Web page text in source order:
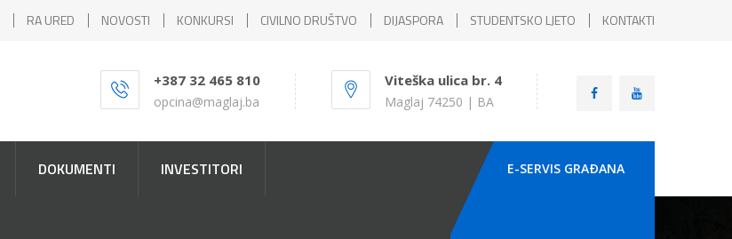
RA URED NOVOSTI KONKURSI CIVILNO DRUŠTVO DIJASPORA STUDENTSKO LJETO KONTAKTI
+387 32 465 810
opcina@maglaj.ba
Viteška ulica br. 4
Maglaj 74250 | BA
DOKUMENTI INVESTITORI E-SERVIS GRAÐANA